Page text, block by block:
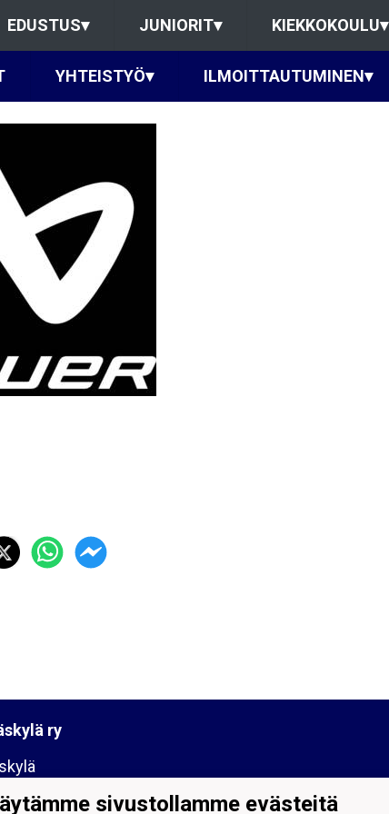
EDUSTUS▾ JUNIORIT▾ KIEKKOKOULU▾
YHTEISTYÖ▾ ILMOITTAUTUMINEN▾
ry
6
sivustollamme evästeitä